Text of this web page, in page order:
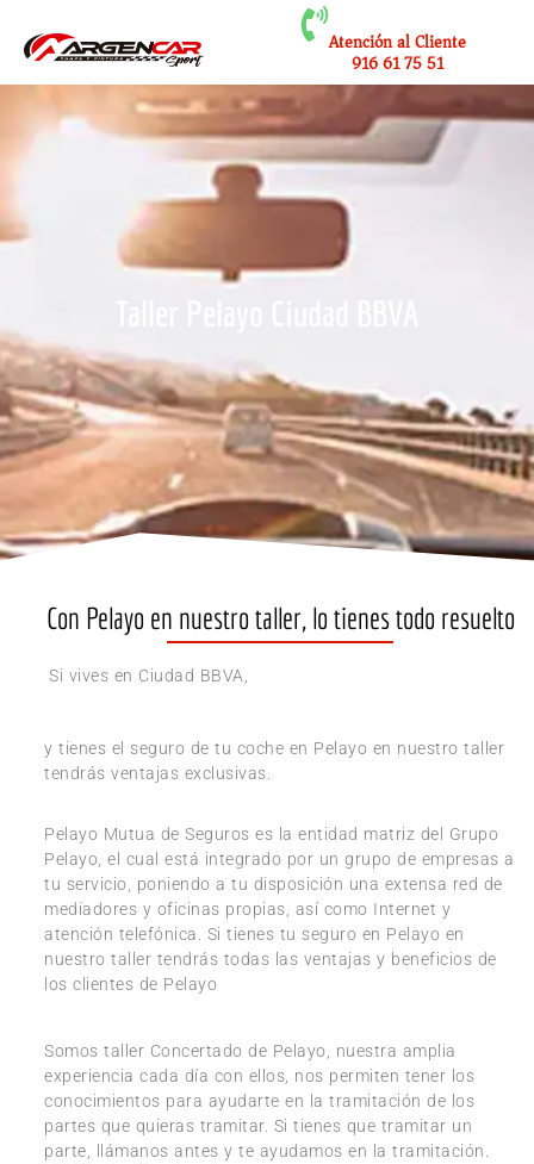
Atención al Cliente
916 61 75 51
Con Pelayo en nuestro taller, lo tienes todo resuelto
Si vives en Ciudad BBVA,
y tienes el seguro de tu coche en Pelayo en nuestro taller
tendrás ventajas exclusivas.
Pelayo Mutua de Seguros es la entidad matriz del Grupo
Pelayo, el cual está integrado por un grupo de empresas a
tu servicio, poniendo a tu disposición una extensa red de
mediadores y oficinas propias, así como Internet y
atención telefónica. Si tienes tu seguro en Pelayo en
nuestro taller tendrás todas las ventajas y beneficios de
los clientes de Pelayo
Somos taller Concertado de Pelayo, nuestra amplia
experiencia cada día con ellos, nos permiten tener los
conocimientos para ayudarte en la tramitación de los
partes que quieras tramitar. Si tienes que tramitar un
parte, llámanos antes y te ayudamos en la tramitación.